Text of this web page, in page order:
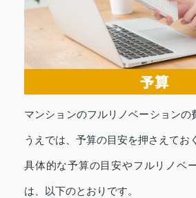
マンションのフルリノベーションの
うえでは、予算の目安を押さえてお
具体的な予算の目安やフルリノベ
は、以下のとおりです。